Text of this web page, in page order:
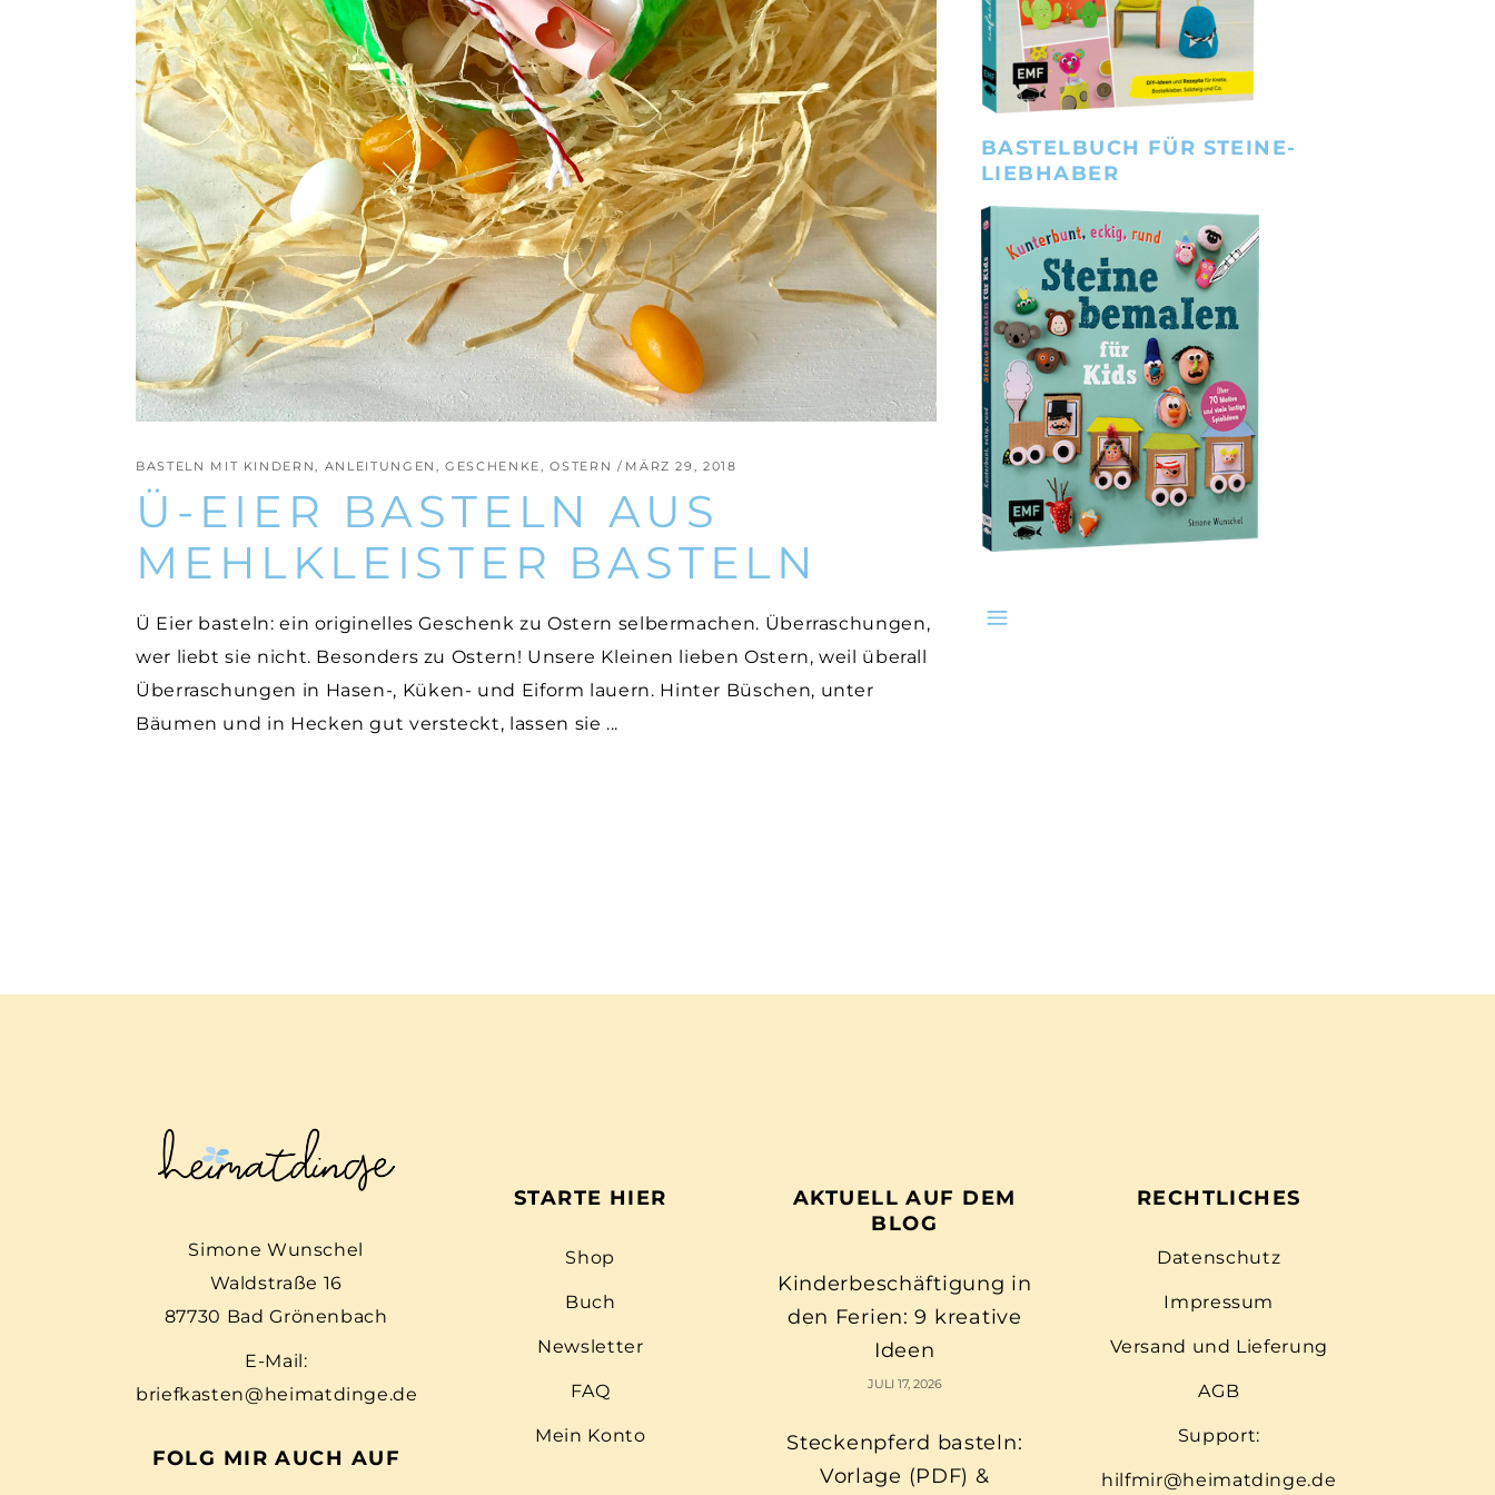
BASTELN MIT KINDERN, ANLEITUNGEN ,GESCHENKE,OSTERN MÄRZ 29, 2018
Ü-EIER BASTELN AUS
MEHLKLEISTER BASTELN
Ü Eier basteln: ein originelles Geschenk zu Ostern selbermachen. Überraschungen,
wer liebt sie nicht. Besonders zu Ostern! Unsere Kleinen lieben Ostern, weil überall
Überraschungen in Hasen-, Küken- und Eiform lauern. Hinter Büschen, unter
Bäumen und in Hecken gut versteckt, lassen sie
BASTELBUCH FÜR STEINE-
LIEBHABER
Simone Wunschel
Waldstraße 16
87730 Bad Grönenbach
E-Mail:
briefkasten@heimatdinge.de
FOLG MIR AUCH AUF
STARTE HIER
Shop
Buch
Newsletter
FAQ
Mein Konto
AKTUELL AUF DEM
BLOG
Kinderbeschäftigung in
den Ferien: 9 kreative
Ideen
JULI 17, 2026
Steckenpferd basteln:
Vorlage (PDF) &
RECHTLICHES
Datenschutz
Impressum
Versand und Lieferung
AGB
Support:
hilfmir@heimatdinge.de